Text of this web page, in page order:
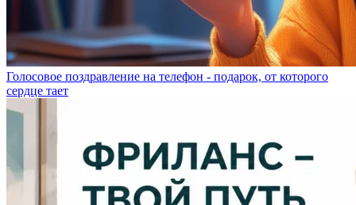
Голосовое поздравление на телефон - подарок, от которого
сердце тает